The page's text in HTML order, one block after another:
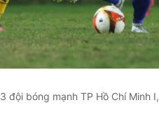
đội bóng mạnh TP Hồ Chí Minh